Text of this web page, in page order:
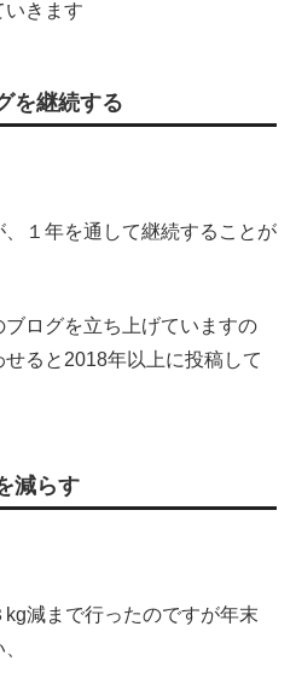
いきます
を継続する
１年を通して継続することが
ログを立ち上げていますの
ると2018年以上に投稿して
減らす
減まで行ったのですが年末